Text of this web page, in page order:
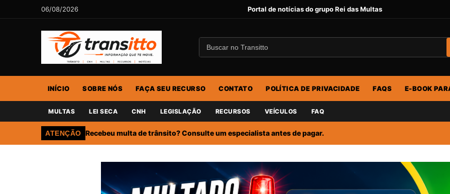
06/08/2026 Portal de notícias do grupo Rei das Multas
INÍCIO SOBRE NÓS FAÇA SEU RECURSO CONTATO POLÍTICA DE PRIVACIDADE FAQS E-BOOK
MULTAS LEI SECA CNH LEGISLAÇÃO RECURSOS VEÍCULOS FAQ
ATENÇÃO Recebeu multa de trânsito? Consulte um especialista antes de pagar.